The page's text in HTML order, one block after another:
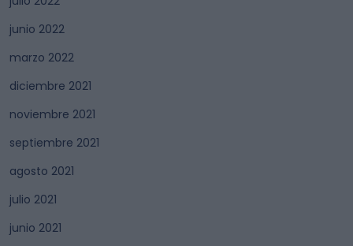
junio 2022
marzo 2022
diciembre 2021
noviembre 2021
septiembre 2021
agosto 2021
julio 2021
junio 2021